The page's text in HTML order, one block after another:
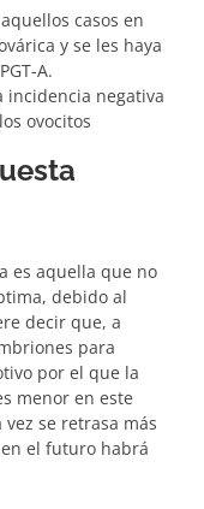
casos en
y se les haya
A.
incidencia negativa
ovocitos
es aquella que no
debido al
decir que, a
para
por el que la
menor en este
se retrasa más
el futuro habrá